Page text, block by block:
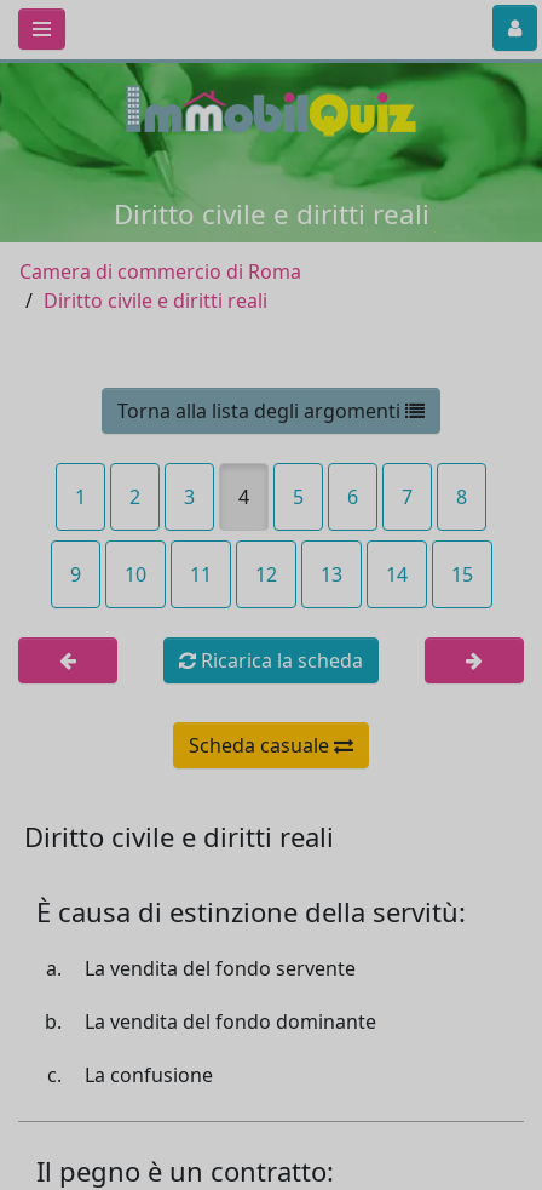
Diritto civile e diritti reali
Camera di commercio di Roma
Diritto civile e diritti reali
Torna alla lista degli argomenti
1 2 3 4 5 6 7 8
9 10 11 12 13 14 15
Ricarica la scheda
Scheda casuale
Diritto civile e diritti reali
È causa di estinzione della servitù:
La vendita del fondo servente
La vendita del fondo dominante
La confusione
Il pegno è un contratto: